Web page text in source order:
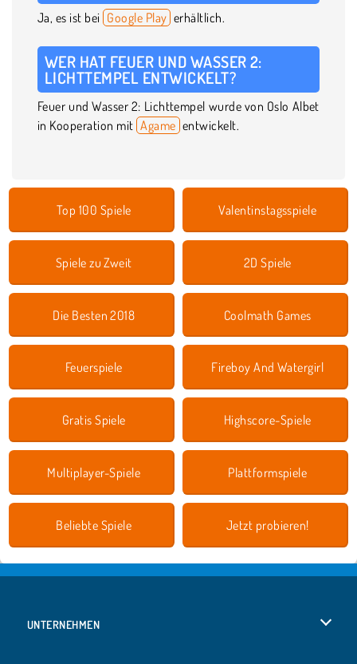
Ja, es ist bei Google Play erhältlich.
WER HAT FEUER UND WASSER 2:
LICHTTEMPEL ENTWICKELT?
Feuer und Wasser 2: Lichttempel wurde von Oslo Albet
in Kooperation mit Agame entwickelt.
Top 100 Spiele Valentinstagsspiele
Spiele zu Zweit 2D Spiele
Die Besten 2018 Coolmath Games
Feuerspiele Fireboy And Watergirl
Gratis Spiele Highscore-Spiele
Multiplayer-Spiele Plattformspiele
Beliebte Spiele Jetzt probieren!
UNTERNEHMEN